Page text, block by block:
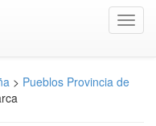
> Pueblos Provincia de